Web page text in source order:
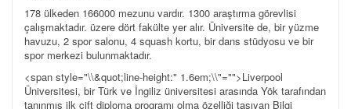
178 ülkeden 166000 mezunu vardır. 1300 araştırma görevlisi
çalışmaktadır. üzere dört fakülte yer alır. Üniversite de, bir yüzme
havuzu, 2 spor salonu, 4 squash kortu, bir dans stüdyosu ve bir
spor merkezi bulunmaktadır.
<span style="\\&quot;line-height:" 1.6em;\\"="">Liverpool
Üniversitesi, bir Türk ve İngiliz üniversitesi arasında Yök tarafından
tanınmış ilk çift diploma programı olma özelliği taşıyan Bilgi